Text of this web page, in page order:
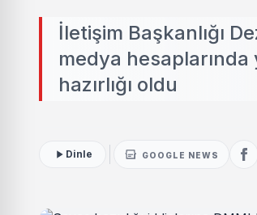
İletişim Başkanlığı
medya hesaplarında
hazırlığı oldu
Dinle GOOGLE NEWS